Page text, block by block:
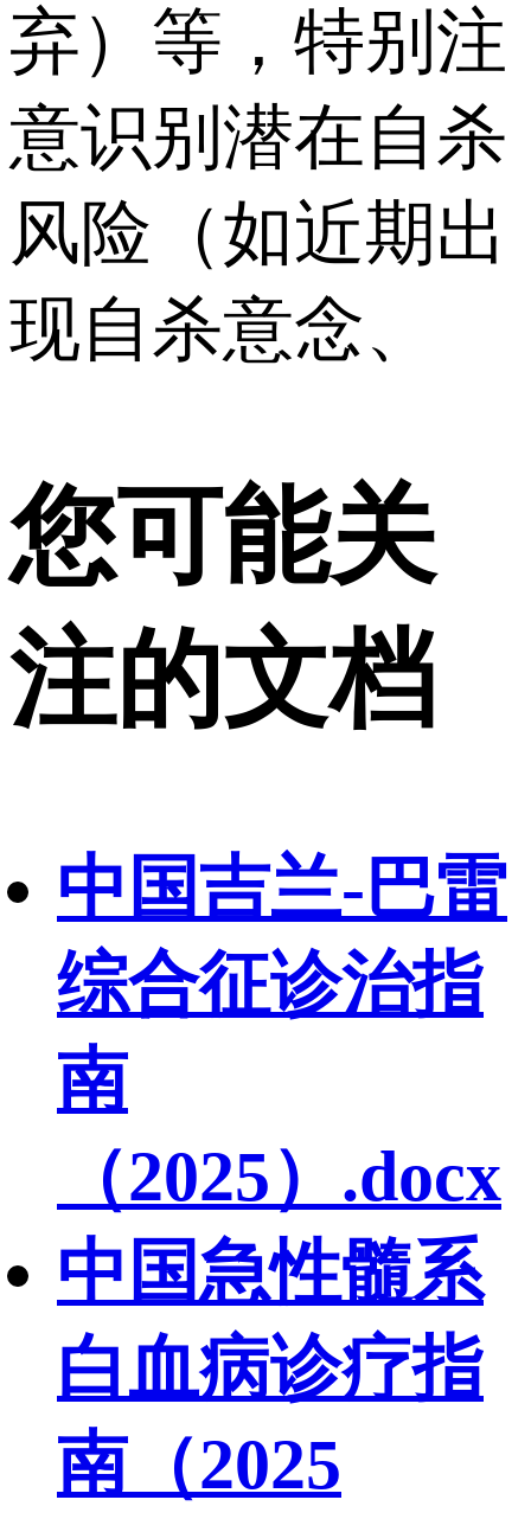
弃）等，特别注
意识别潜在自杀
风险（如近期出
现自杀意念、
您可能关
注的文档
中国吉兰-巴雷
综合征诊治指
南
（2025）.docx
中国急性髓系
白血病诊疗指
南（2025